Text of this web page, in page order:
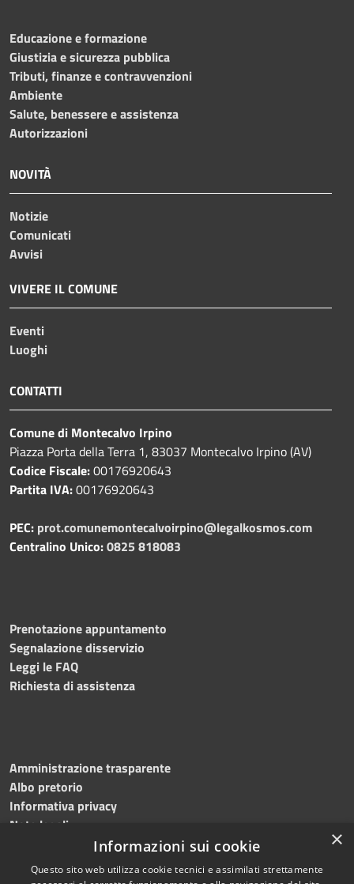
Educazione e formazione
Giustizia e sicurezza pubblica
Tributi, finanze e contravvenzioni
Ambiente
Salute, benessere e assistenza
Autorizzazioni
NOVITÀ
Notizie
Comunicati
Avvisi
VIVERE IL COMUNE
Eventi
Luoghi
CONTATTI
Comune di Montecalvo Irpino
Piazza Porta della Terra 1, 83037 Montecalvo Irpino (AV)
Codice Fiscale:00176920643
Partita IVA:00176920643
PEC: prot.comunemontecalvoirpino@legalkosmos.com
Centralino Unico:0825 818083
Prenotazione appuntamento
Segnalazione disservizio
Leggi le FAQ
Richiesta di assistenza
Amministrazione trasparente
Albo pretorio
Informativa privacy
Note legali
Dichiarazione di accessibilità
×
Informazioni sui cookie
Questo sito web utilizza cookie tecnici e assimilati strettamente